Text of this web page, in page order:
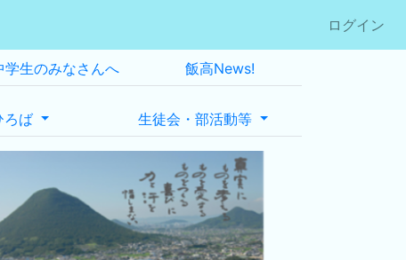
ログイン
学生のみなさんへ 飯高News!
ろば 生徒会・部活動等